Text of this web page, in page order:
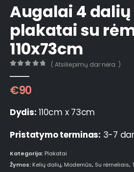
Augalai 4 dalių
plakatai su
110x73cm
( Atsiliepimų dar nėra. )
€90
Dydis: 110cm x 73cm
Pristatymo terminas: 3-7
Kategorija: Plakatai
Žymos: Kelių dalių, Modernūs, Su rėmeliais,